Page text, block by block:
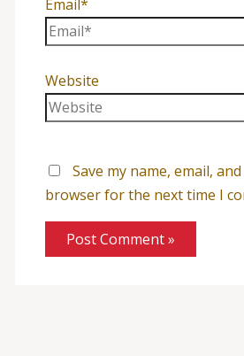
Email*
Website
Save my name, email,
browser for the next time I